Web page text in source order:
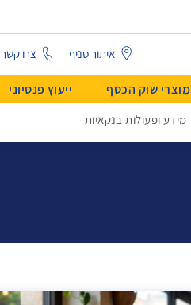
איתור סניף צרו קשר
מידע ופעולות בנקאיות
מוצרי שוק הכסף
ייעוץ פנסיוני